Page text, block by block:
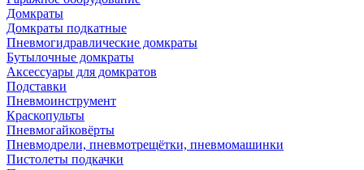
Домкраты
Домкраты подкатные
Пневмогидравлические домкраты
Бутылочные домкраты
Аксессуары для домкратов
Подставки
Пневмоинструмент
Краскопульты
Пневмогайковёрты
Пневмодрели, пневмотрещётки, пневмомашинки
Пистолеты подкачки